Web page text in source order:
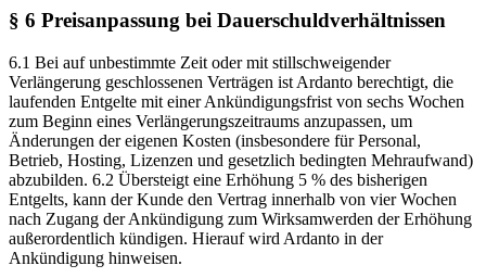
§ 6 Preisanpassung bei Dauerschuldverhältnissen
6.1 Bei auf unbestimmte Zeit oder mit stillschweigender
Verlängerung geschlossenen Verträgen ist Ardanto berechtigt, die
laufenden Entgelte mit einer Ankündigungsfrist von sechs Wochen
zum Beginn eines Verlängerungszeitraums anzupassen, um
Änderungen der eigenen Kosten (insbesondere für Personal,
Betrieb, Hosting, Lizenzen und gesetzlich bedingten Mehraufwand)
abzubilden. 6.2 Übersteigt eine Erhöhung 5 % des bisherigen
Entgelts, kann der Kunde den Vertrag innerhalb von vier Wochen
nach Zugang der Ankündigung zum Wirksamwerden der Erhöhung
außerordentlich kündigen. Hierauf wird Ardanto in der
Ankündigung hinweisen.